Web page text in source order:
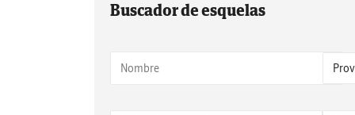
Buscador de esquelas